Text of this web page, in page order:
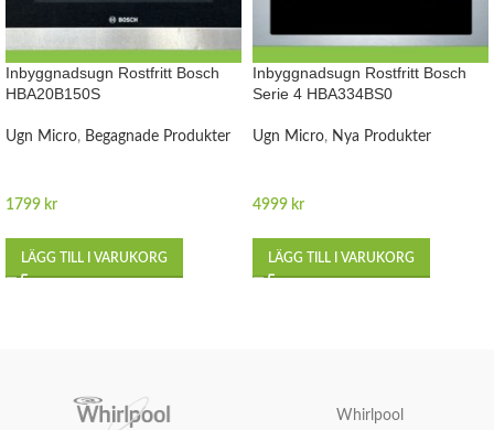
Inbyggnadsugn Rostfritt Bosch
HBA20B150S
Ugn Micro, Begagnade Produkter
1799 kr
LÄGG TILL I VARUKORG
Inbyggnadsugn Rostfritt Bosch
Serie 4 HBA334BS0
Ugn Micro, Nya Produkter
4999 kr
LÄGG TILL I VARUKORG
Whirlpool